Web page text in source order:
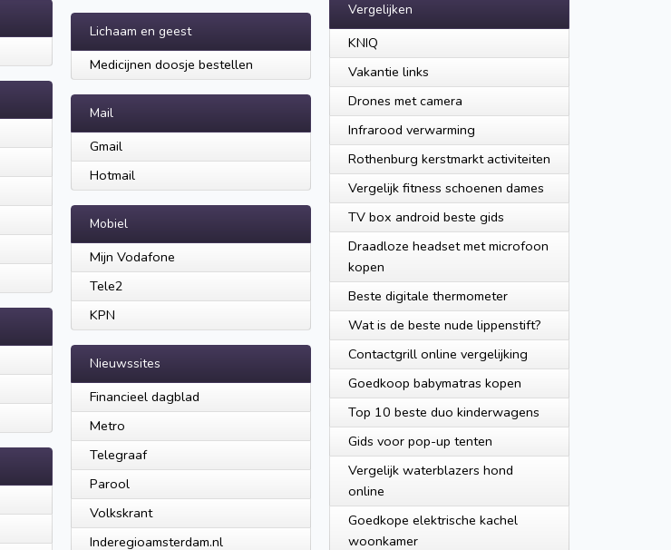
Lichaam en geest
Medicijnen doosje bestellen
Mail
Gmail
Hotmail
Mobiel
Mijn Vodafone
Tele2
KPN
Nieuwssites
Financieel dagblad
Metro
Telegraaf
Parool
Volkskrant
Inderegioamsterdam.nl
Vergelijken
KNIQ
Vakantie links
Drones met camera
Infrarood verwarming
Rothenburg kerstmarkt activiteiten
Vergelijk fitness schoenen dames
TV box android beste gids
Draadloze headset met microfoon
kopen
Beste digitale thermometer
Wat is de beste nude lippenstift?
Contactgrill online vergelijking
Goedkoop babymatras kopen
Top 10 beste duo kinderwagens
Gids voor pop-up tenten
Vergelijk waterblazers hond
online
Goedkope elektrische kachel
woonkamer